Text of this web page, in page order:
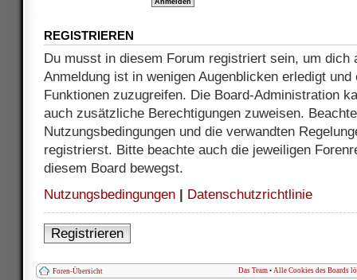
REGISTRIEREN
Du musst in diesem Forum registriert sein, um dich
Anmeldung ist in wenigen Augenblicken erledigt
Funktionen zuzugreifen. Die Board-Administration
auch zusätzliche Berechtigungen zuweisen.
Nutzungsbedingungen und die verwandten
registrierst. Bitte beachte auch die jeweiligen
diesem Board bewegst.
Nutzungsbedingungen
Datenschutzrichtlinie
Registrieren
Foren-Übersicht Das Team • Alle Cookies des Boards